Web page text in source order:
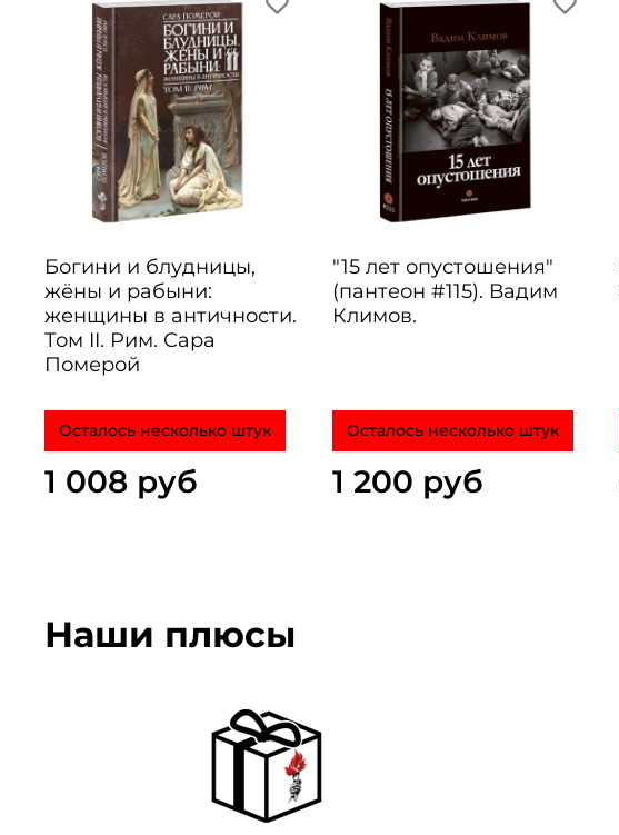
Богини и блудницы,
жёны и рабыни:
женщины в античности.
Том II. Рим. Сара
Померой
Осталось несколько штук
1 008 руб
"15 лет опустошения"
(пантеон #115). Вадим
Климов.
Осталось несколько штук
1 200 руб
Наши плюсы